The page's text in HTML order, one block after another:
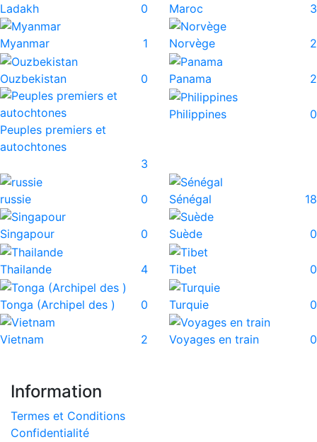
Ladakh 0 Maroc 3
Myanmar 1 Norvège 2
Ouzbekistan 0 Panama 2
Peuples premiers et
autochtones
3
Philippines 0
russie 0 Sénégal 18
Singapour 0 Suède 0
Thailande 4 Tibet 0
Tonga (Archipel des ) 0 Turquie 0
Vietnam 2 Voyages en train 0
Information
Termes et Conditions
Confidentialité